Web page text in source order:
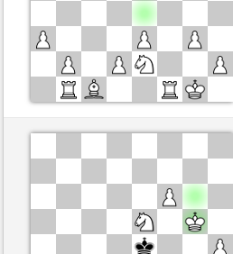
Negras
Jasmienchen1982 (1130)
Tiempo: 4 minutes/side + 1 seconds/
Esta partida es por puntos